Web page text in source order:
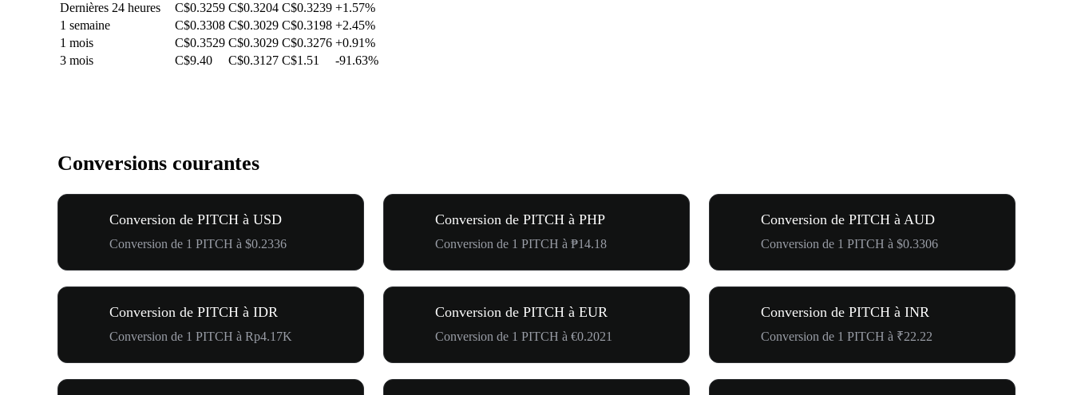
Dernières 24 heures
C$0.3259 C$0.3204 C$0.3239 +1.57%
1 semaine
C$0.3308 C$0.3029 C$0.3198 +2.45%
1 mois
C$0.3529 C$0.3029 C$0.3276 +0.91%
3 mois
C$9.40 C$0.3127 C$1.51 -91.63%
Conversions courantes
Conversion de PITCH à USD
Conversion de 1 PITCH à $0.2336
Conversion de PITCH à PHP
Conversion de 1 PITCH à ₱14.18
Conversion de PITCH à AUD
Conversion de 1 PITCH à $0.3306
Conversion de PITCH à IDR
Conversion de 1 PITCH à Rp4.17K
Conversion de PITCH à EUR
Conversion de 1 PITCH à €0.2021
Conversion de PITCH à INR
Conversion de 1 PITCH à ₹22.22